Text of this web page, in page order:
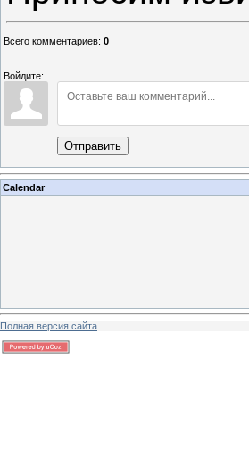
Всего комментариев: 0
Войдите:
Отправить
Calendar
Полная версия сайта